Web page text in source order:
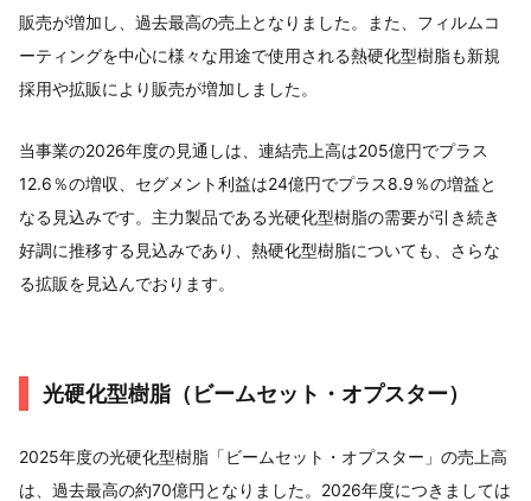
販売が増加し、過去最高の売上となりました。また、フィルムコ
ーティングを中心に様々な用途で使用される熱硬化型樹脂も新規
採用や拡販により販売が増加しました。
当事業の2026年度の見通しは、連結売上高は205億円でプラス
12.6％の増収、セグメント利益は24億円でプラス8.9％の増益と
なる見込みです。主力製品である光硬化型樹脂の需要が引き続き
好調に推移する見込みであり、熱硬化型樹脂についても、さらな
る拡販を見込んでおります。
光硬化型樹脂（ビームセット・オプスター）
2025年度の光硬化型樹脂「ビームセット・オプスター」の売上高
は、過去最高の約70億円となりました。2026年度につきましては